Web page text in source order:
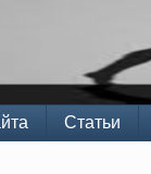
Статьи